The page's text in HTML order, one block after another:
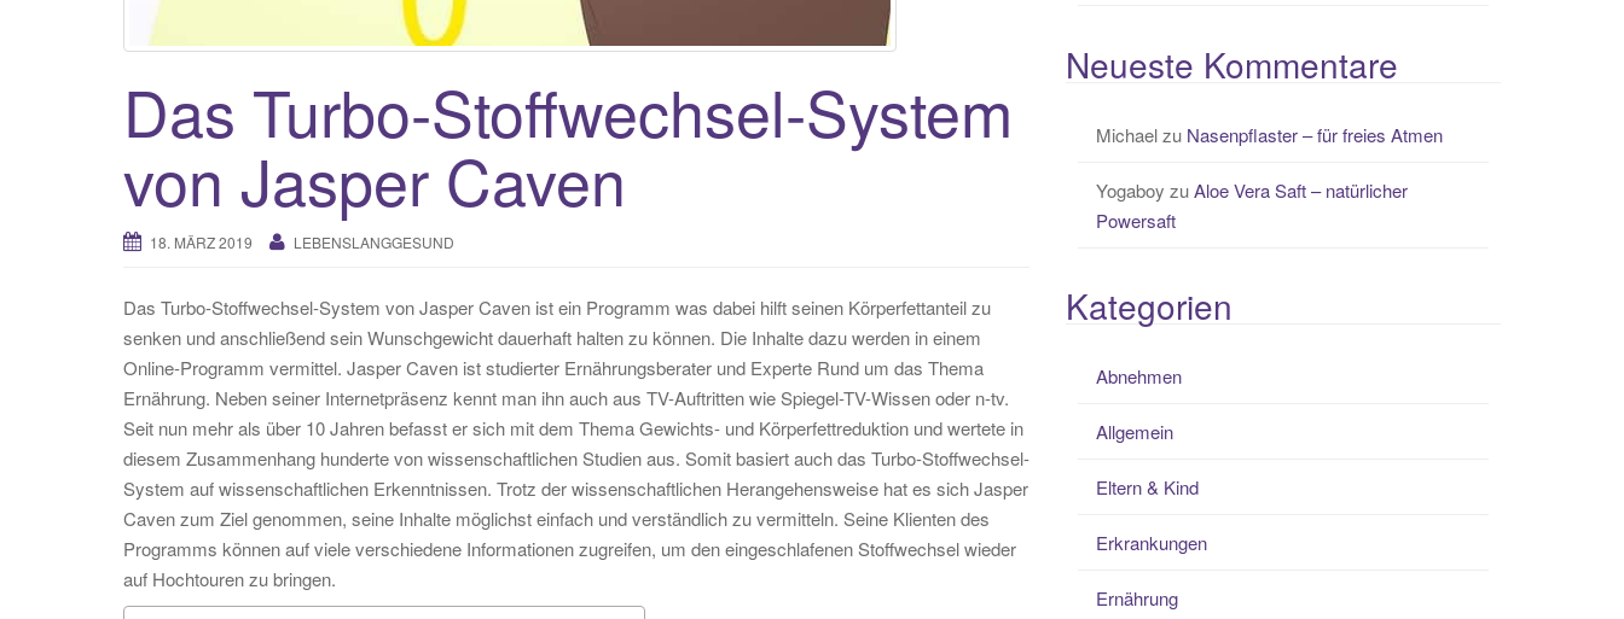
Das Turbo-Stoffwechsel-System
von Jasper Caven
18. MÄRZ 2019 LEBENSLANGGESUND
Das Turbo-Stoffwechsel-System von Jasper Caven ist ein Programm was dabei hilft seinen Körperfettanteil zu
senken und anschließend sein Wunschgewicht dauerhaft halten zu können. Die Inhalte dazu werden in einem
Online-Programm vermittel. Jasper Caven ist studierter Ernährungsberater und Experte Rund um das Thema
Ernährung. Neben seiner Internetpräsenz kennt man ihn auch aus TV-Auftritten wie Spiegel-TV-Wissen oder n-tv.
Seit nun mehr als über 10 Jahren befasst er sich mit dem Thema Gewichts- und Körperfettreduktion und wertete in
diesem Zusammenhang hunderte von wissenschaftlichen Studien aus. Somit basiert auch das Turbo-Stoffwechsel-
System auf wissenschaftlichen Erkenntnissen. Trotz der wissenschaftlichen Herangehensweise hat es sich Jasper
Caven zum Ziel genommen, seine Inhalte möglichst einfach und verständlich zu vermitteln. Seine Klienten des
Programms können auf viele verschiedene Informationen zugreifen, um den eingeschlafenen Stoffwechsel wieder
auf Hochtouren zu bringen.
Neueste Kommentare
Michaelzu Nasenpflaster – für freies Atmen
Yogaboy zuAloe Vera Saft – natürlicher
Powersaft
Kategorien
Abnehmen
Allgemein
Eltern & Kind
Erkrankungen
Ernährung